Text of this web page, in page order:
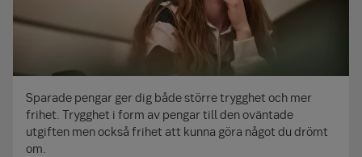
Sparade pengar ger dig både större trygghet och mer
frihet. Trygghet i form av pengar till den oväntade
utgiften men också frihet att kunna göra något du drömt
om.